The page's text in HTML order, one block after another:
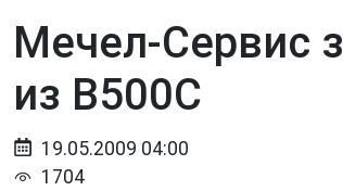
Мечел-Сервис
из В500С
19.05.2009 04:00
1704